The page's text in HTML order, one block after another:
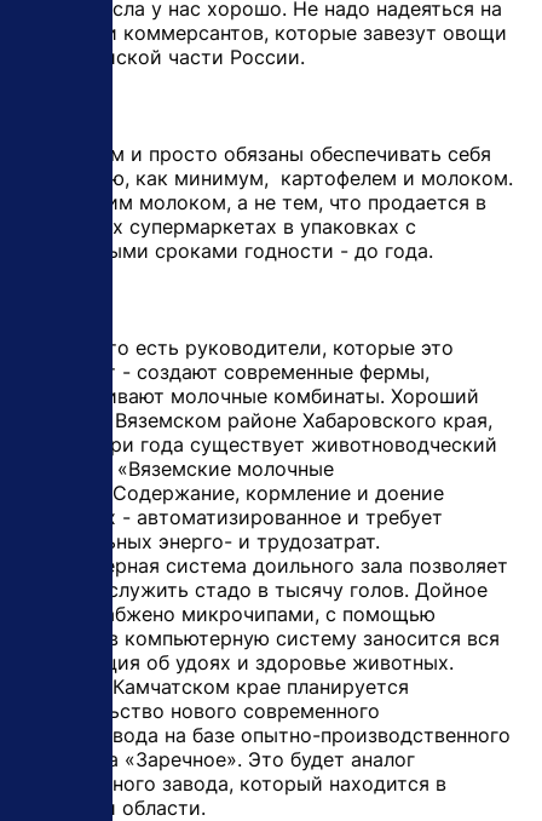
всегда росла у нас хорошо. Не надо надеяться на
соседей и коммерсантов, которые завезут овощи
с европейской части России.
Мы можем и просто обязаны обеспечивать себя
полностью, как минимум, картофелем и молоком.
Настоящим молоком, а не тем, что продается в
столичных супермаркетах в упаковках с
нереальными сроками годности - до года.
Радует, что есть руководители, которые это
понимают - создают современные фермы,
поддерживают молочные комбинаты. Хороший
пример в Вяземском районе Хабаровского края,
где уже три года существует животноводческий
комплекс «Вяземские молочные
фермы». Содержание, кормление и доение
животных - автоматизированное и требует
минимальных энерго- и трудозатрат.
Компьютерная система доильного зала позволяет
за час обслужить стадо в тысячу голов. Дойное
стадо снабжено микрочипами, с помощью
которых в компьютерную систему заносится вся
информация об удоях и здоровье животных.
Сейчас в Камчатском крае планируется
строительство нового современного
молокозавода на базе опытно-производственного
хозяйства «Заречное». Это будет аналог
современного завода, который находится в
Амурской области.